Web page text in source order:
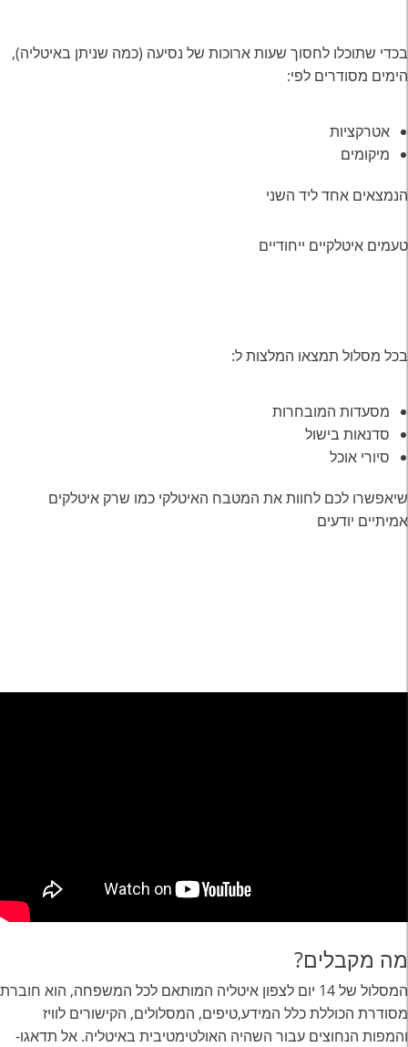
בכדי שתוכלו לחסוך שעות ארוכות של נסיעה (כמה שניתן באיטליה),
הימים מסודרים לפי:
אטרקציות
מיקומים
הנמצאים אחד ליד השני
טעמים איטלקיים ייחודיים
בכל מסלול תמצאו המלצות ל:
מסעדות המובחרות
סדנאות בישול
סיורי אוכל
שיאפשרו לכם לחוות את המטבח האיטלקי כמו שרק איטלקים
אמיתיים יודעים
מה מקבלים?
המסלול של 14 יום לצפון איטליה המותאם לכל המשפחה, הוא חוברת
מסודרת הכוללת כלל המידע,טיפים, המסלולים, הקישורים לוויז
והמפות הנחוצים עבור השהיה האולטימטיבית באיטליה. אל תדאגו-